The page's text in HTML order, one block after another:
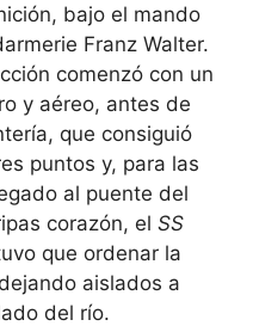
bajo el mando
Franz Walter.
comenzó con un
y aéreo, antes de
que consiguió
puntos y, para las
al puente del
corazón, el SS
que ordenar la
aislados a
del río.